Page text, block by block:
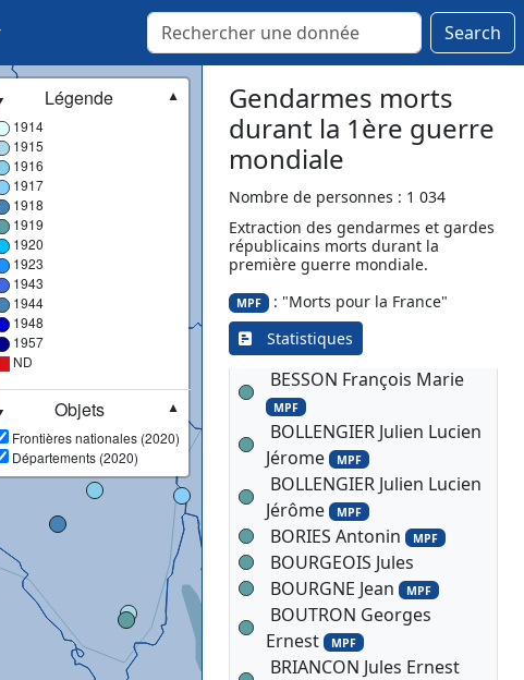
Search
Légende
▼
1914
1915
1916
1917
1918
1919
1920
1923
1943
1944
1948
1957
ND
Objets
▼
Frontières nationales (2020)
Départements (2020)
Gendarmes morts
durant la 1ère guerre
mondiale
Nombre de personnes : 1 034
Extraction des gendarmes et gardes
républicains morts durant la
première guerre mondiale.
MPF : "Morts pour la France"
Statistiques
1919 ▾
AILLAUD Vital François
ALLEYRAC Celestin
Antonin Henri Paul
ALQUIER Joseph
AMIOTTE PETIT Marie
Charles
ARRECGROS Pierre MPF
BARRY Jean Pierre
BECQ Volusien
BESSON François Marie
MPF
BOLLENGIER Julien Lucien
Jérome MPF
BOLLENGIER Julien Lucien
Jérôme MPF
BORIES Antonin MPF
BOURGEOIS Jules
BOURGNE Jean MPF
BOUTRON Georges
Ernest MPF
BRIANCON Jules Ernest